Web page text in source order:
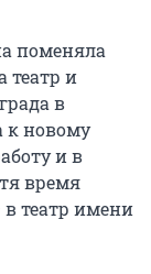
поменяла
театр и
в
к новому
и в
время
театр имени